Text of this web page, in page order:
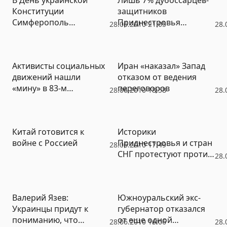
28.06.2010 21:05
Конституции
Симферополь
защитников
Приднестровья
надежды и ожидания
28.06.2010 18:58
Активисты социальных
движений нашли
«мину» в 83-м
Иран «наказал» Запад
отказом от ведения
переговоров
28.06.2010 17:49
Китай готовится к
войне с Россией
Историки
Приднестровья и стран
СНГ протестуют против
28.06.2010 16:06
Валерий Язев:
Украинцы придут к
пониманию, что
Южноуральский экс-
губернатор отказался
от еще одной